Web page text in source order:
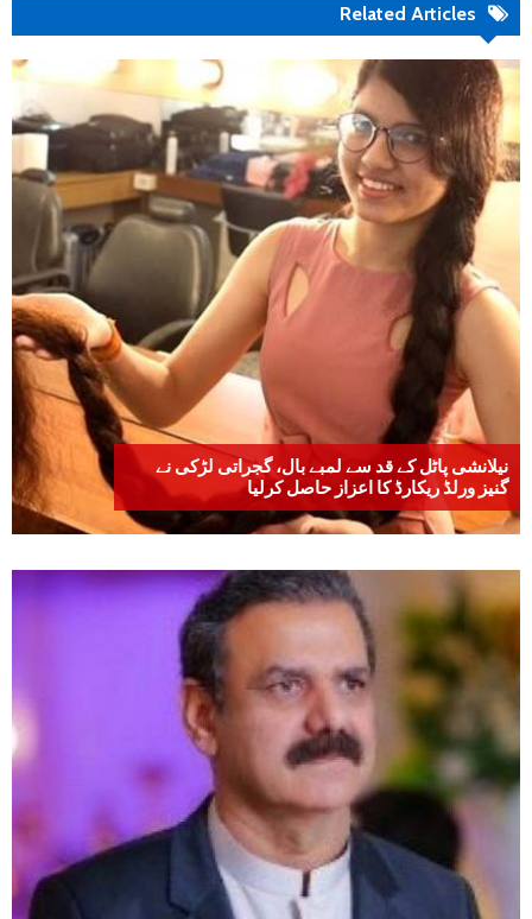
Related Articles
نیلانشی پاٹل کے قد سے لمبے بال، گجراتی لڑکی نے
گنیز ورلڈ ریکارڈ کا اعزاز حاصل کرلیا